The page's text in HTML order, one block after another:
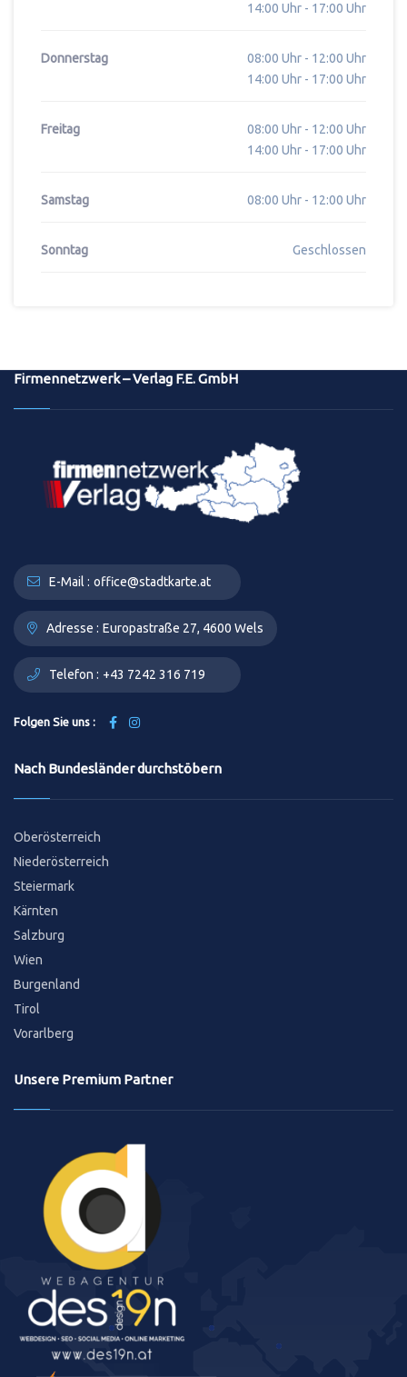
14:00 Uhr - 17:00 Uhr
Donnerstag
08:00 Uhr - 12:00 Uhr
14:00 Uhr - 17:00 Uhr
Freitag
08:00 Uhr - 12:00 Uhr
14:00 Uhr - 17:00 Uhr
Samstag 08:00 Uhr - 12:00 Uhr
Sonntag Geschlossen
Firmennetzwerk – Verlag F.E. GmbH
E-Mail : office@stadtkarte.at
Adresse : Europastraße 27, 4600 Wels
Telefon : +43 7242 316 719
Folgen Sie uns :
Nach Bundesländer durchstöbern
Oberösterreich
Niederösterreich
Steiermark
Kärnten
Salzburg
Wien
Burgenland
Tirol
Vorarlberg
Unsere Premium Partner